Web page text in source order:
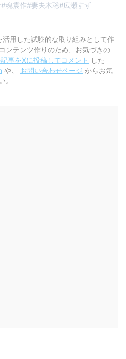
#魂震作#妻夫木聡#広瀬すず
用した試験的な取り組みとして作
ンテンツ作りのため、お気づきの
記事をXに投稿してコメント した
や、 お問い合わせページ からお気
。